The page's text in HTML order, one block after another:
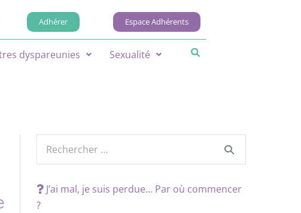
Adhérer Espace Adhérents
dyspareunies Sexualité
J’ai mal, je suis perdue… Par où commencer
?